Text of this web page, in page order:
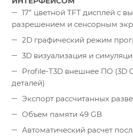
17” цветной TFT дисплей с
разрешением и сенсорным
2D графический режим
3D визуализация и
Profile-T3D внешнее ПО (3D
деталей)
Экспорт рассчитанных
Объем памяти 49 GB
Автоматический расчет